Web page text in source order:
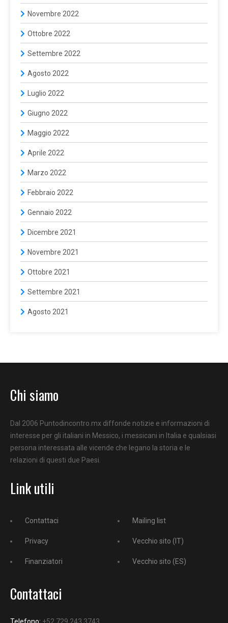
Novembre 2022
Ottobre 2022
Settembre 2022
Agosto 2022
Luglio 2022
Giugno 2022
Maggio 2022
Aprile 2022
Marzo 2022
Febbraio 2022
Gennaio 2022
Dicembre 2021
Novembre 2021
Ottobre 2021
Settembre 2021
Agosto 2021
Chi siamo
Dal 2006 Puntodincontro.mx diffonde notizie e informazioni di
interesse per gli italiani in Messico, i messicani in Italia e qualsiasi
persona interessata alle vicende che legano la storia e le
relazioni di questi due Paesi.
Link utili
Contattaci
Privacy
Finanziatori
Mailing list
Vecchio sito (IT)
Vecchio sito (ES)
Contattaci
Telefono: +52 729 243 3743